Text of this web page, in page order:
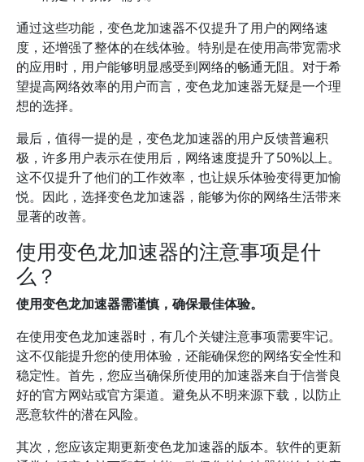
通过这些功能，变色龙加速器不仅提升了用户的网络速
度，还增强了整体的在线体验。特别是在使用高带宽需求
的应用时，用户能够明显感受到网络的畅通无阻。对于希
望提高网络效率的用户而言，变色龙加速器无疑是一个理
想的选择。
最后，值得一提的是，变色龙加速器的用户反馈普遍积
极，许多用户表示在使用后，网络速度提升了50%以上。
这不仅提升了他们的工作效率，也让娱乐体验变得更加愉
悦。因此，选择变色龙加速器，能够为你的网络生活带来
显著的改善。
使用变色龙加速器的注意事项是什
么？
使用变色龙加速器需谨慎，确保最佳体验。
在使用变色龙加速器时，有几个关键注意事项需要牢记。
这不仅能提升您的使用体验，还能确保您的网络安全性和
稳定性。首先，您应当确保所使用的加速器来自于信誉良
好的官方网站或官方渠道。避免从不明来源下载，以防止
恶意软件的潜在风险。
其次，您应该定期更新变色龙加速器的版本。软件的更新